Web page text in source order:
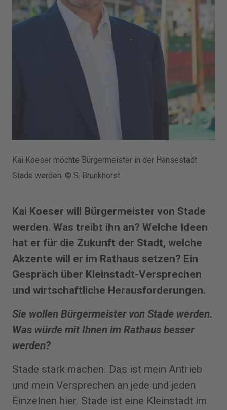
Kai Koeser möchte Bürgermeister in der Hansestadt
Stade werden. © S. Brunkhorst
Kai Koeser will Bürgermeister von Stade
werden. Was treibt ihn an? Welche Ideen
hat er für die Zukunft der Stadt, welche
Akzente will er im Rathaus setzen? Ein
Gespräch über Kleinstadt-Versprechen
und wirtschaftliche Herausforderungen.
Sie wollen Bürgermeister von Stade werden.
Was würde mit Ihnen im Rathaus besser
werden?
Stade stark machen. Das ist mein Antrieb
und mein Versprechen an jede und jeden
Einzelnen hier. Stade ist eine Kleinstadt im